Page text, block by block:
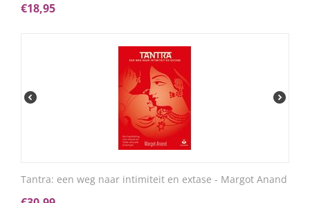
€18,95
Tantra: een weg naar intimiteit en extase - Margot Anand